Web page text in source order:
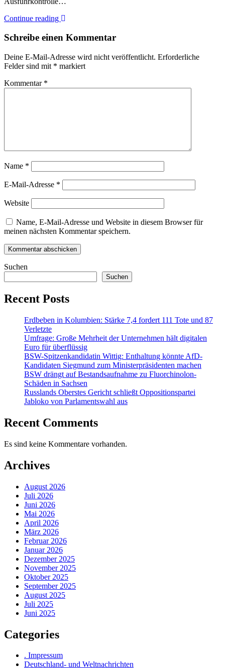
Continue reading
Schreibe einen Kommentar
Deine E-Mail-Adresse wird nicht veröffentlicht. Erforderliche
Felder sind mit * markiert
Kommentar *
Name *
E-Mail-Adresse *
Website
Name, E-Mail-Adresse und Website in diesem Browser für
meinen nächsten Kommentar speichern.
Suchen
Suchen
Recent Posts
Erdbeben in Kolumbien: Stärke 7,4 fordert 111 Tote und 87
Verletzte
Umfrage: Große Mehrheit der Unternehmen hält digitalen
Euro für überflüssig
BSW-Spitzenkandidatin Wittig: Enthaltung könnte AfD-
Kandidaten Siegmund zum Ministerpräsidenten machen
BSW drängt auf Bestandsaufnahme zu Fluorchinolon-
Schäden in Sachsen
Russlands Oberstes Gericht schließt Oppositionspartei
Jabloko von Parlamentswahl aus
Recent Comments
Es sind keine Kommentare vorhanden.
Archives
August 2026
Juli 2026
Juni 2026
Mai 2026
April 2026
März 2026
Februar 2026
Januar 2026
Dezember 2025
November 2025
Oktober 2025
September 2025
August 2025
Juli 2025
Juni 2025
Categories
. Impressum
Deutschland- und Weltnachrichten